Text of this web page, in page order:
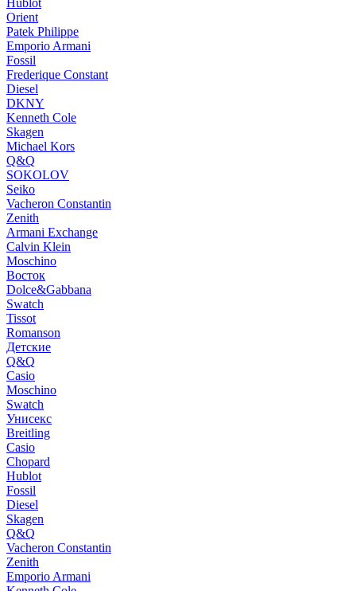
Hublot
Orient
Patek Philippe
Emporio Armani
Fossil
Frederique Constant
Diesel
DKNY
Kenneth Cole
Skagen
Michael Kors
Q&Q
SOKOLOV
Seiko
Vacheron Constantin
Zenith
Armani Exchange
Calvin Klein
Moschino
Восток
Dolce&Gabbana
Swatch
Tissot
Romanson
Детские
Q&Q
Casio
Moschino
Swatch
Унисекс
Breitling
Casio
Chopard
Hublot
Fossil
Diesel
Skagen
Q&Q
Vacheron Constantin
Zenith
Emporio Armani